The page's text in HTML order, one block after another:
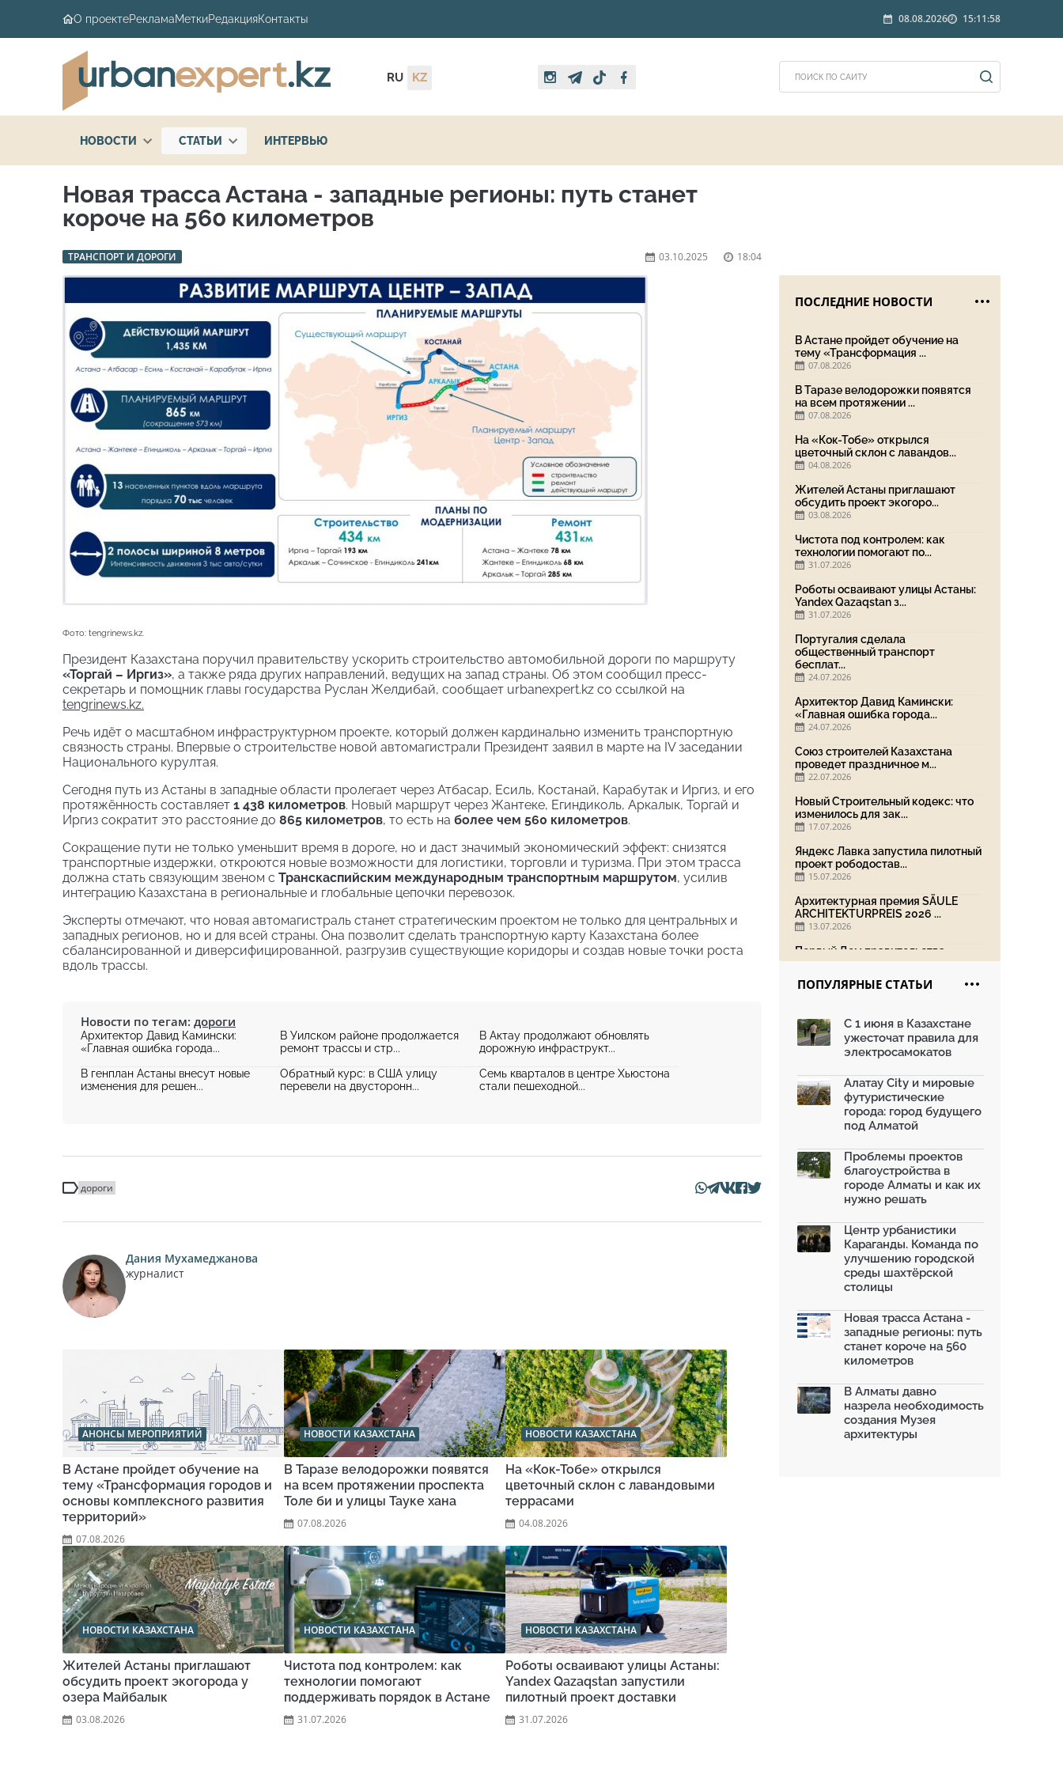
О проектеРекламаМеткиРедакцияКонтакты 08.08.2026 15:11:58
RU KZ
НОВОСТИ СТАТЬИ ИНТЕРВЬЮ
Новая трасса Астана - западные регионы: путь станет
короче на 560 километров
ТРАНСПОРТ И ДОРОГИ 03.10.2025 18:04
Фото: tengrinews.kz.
Президент Казахстана поручил правительству ускорить строительство автомобильной дороги по маршруту
«Торгай – Иргиз», а также ряда других направлений, ведущих на запад страны. Об этом сообщил пресс-
секретарь и помощник главы государства Руслан Желдибай, сообщает urbanexpert.kz со ссылкой на
tengrinews.kz.
Речь идёт о масштабном инфраструктурном проекте, который должен кардинально изменить транспортную
связность страны. Впервые о строительстве новой автомагистрали Президент заявил в марте на IV заседании
Национального курултая.
Сегодня путь из Астаны в западные области пролегает через Атбасар, Есиль, Костанай, Карабутак и Иргиз, и его
протяжённость составляет 1 438 километров. Новый маршрут через Жантеке, Егиндиколь, Аркалык, Торгай и
Иргиз сократит это расстояние до 865 километров, то есть на более чем 560 километров.
Сокращение пути не только уменьшит время в дороге, но и даст значимый экономический эффект: снизятся
транспортные издержки, откроются новые возможности для логистики, торговли и туризма. При этом трасса
должна стать связующим звеном с Транскаспийским международным транспортным маршрутом, усилив
интеграцию Казахстана в региональные и глобальные цепочки перевозок.
Эксперты отмечают, что новая автомагистраль станет стратегическим проектом не только для центральных и
западных регионов, но и для всей страны. Она позволит сделать транспортную карту Казахстана более
сбалансированной и диверсифицированной, разгрузив существующие коридоры и создав новые точки роста
вдоль трассы.
Новости по тегам: дороги
Архитектор Давид Камински:
«Главная ошибка города...
В Уилском районе продолжается
ремонт трассы и стр...
В Актау продолжают обновлять
дорожную инфраструкт...
В генплан Астаны внесут новые
изменения для решен...
Обратный курс: в США улицу
перевели на двусторонн...
Семь кварталов в центре Хьюстона
стали пешеходной...
дороги
Дания Мухамеджанова
журналист
АНОНСЫ МЕРОПРИЯТИЙ
В Астане пройдет обучение на
тему «Трансформация городов и
основы комплексного развития
территорий»
07.08.2026
НОВОСТИ КАЗАХСТАНА
В Таразе велодорожки появятся
на всем протяжении проспекта
Толе би и улицы Тауке хана
07.08.2026
НОВОСТИ КАЗАХСТАНА
На «Кок-Тобе» открылся
цветочный склон с лавандовыми
террасами
04.08.2026
НОВОСТИ КАЗАХСТАНА
Жителей Астаны приглашают
обсудить проект экогорода у
озера Майбалык
03.08.2026
НОВОСТИ КАЗАХСТАНА
Чистота под контролем: как
технологии помогают
поддерживать порядок в Астане
31.07.2026
НОВОСТИ КАЗАХСТАНА
Роботы осваивают улицы Астаны:
Yandex Qazaqstan запустили
пилотный проект доставки
31.07.2026
ПОСЛЕДНИЕ НОВОСТИ
В Астане пройдет обучение на
тему «Трансформация ...
07.08.2026
В Таразе велодорожки появятся
на всем протяжении ...
07.08.2026
На «Кок-Тобе» открылся
цветочный склон с лавандов...
04.08.2026
Жителей Астаны приглашают
обсудить проект экогоро...
03.08.2026
Чистота под контролем: как
технологии помогают по...
31.07.2026
Роботы осваивают улицы Астаны:
Yandex Qazaqstan з...
31.07.2026
Португалия сделала
общественный транспорт
бесплат...
24.07.2026
Архитектор Давид Камински:
«Главная ошибка города...
24.07.2026
Союз строителей Казахстана
проведет праздничное м...
22.07.2026
Новый Строительный кодекс: что
изменилось для зак...
17.07.2026
Яндекс Лавка запустила пилотный
проект рободостав...
15.07.2026
Архитектурная премия SÄULE
ARCHITEKTURPREIS 2026 ...
13.07.2026
Первый Дом правительства
Алматы станет главной те...
08.07.2026
Ко Дню столицы в Нуре
06.07.2026
Жара в городах: как застройка
влияет на температу...
03.07.2026
МЧС усилило мониторинг рек и
моренных озер после ...
02.07.2026
На общественных слушаниях
30.06.2026
На слушаниях по корректировке
СЭО Генплана Алматы...
30.06.2026
Таразе станет экопарком...
22.06.2026
ПОПУЛЯРНЫЕ СТАТЬИ
С 1 июня в Казахстане
ужесточат правила для
электросамокатов
Алатау City и мировые
футуристические
города: город будущего
под Алматой
Проблемы проектов
благоустройства в
городе Алматы и как их
нужно решать
Центр урбанистики
Караганды. Команда по
улучшению городской
среды шахтёрской
столицы
Новая трасса Астана -
западные регионы: путь
станет короче на 560
километров
В Алматы давно
назрела необходимость
создания Музея
архитектуры